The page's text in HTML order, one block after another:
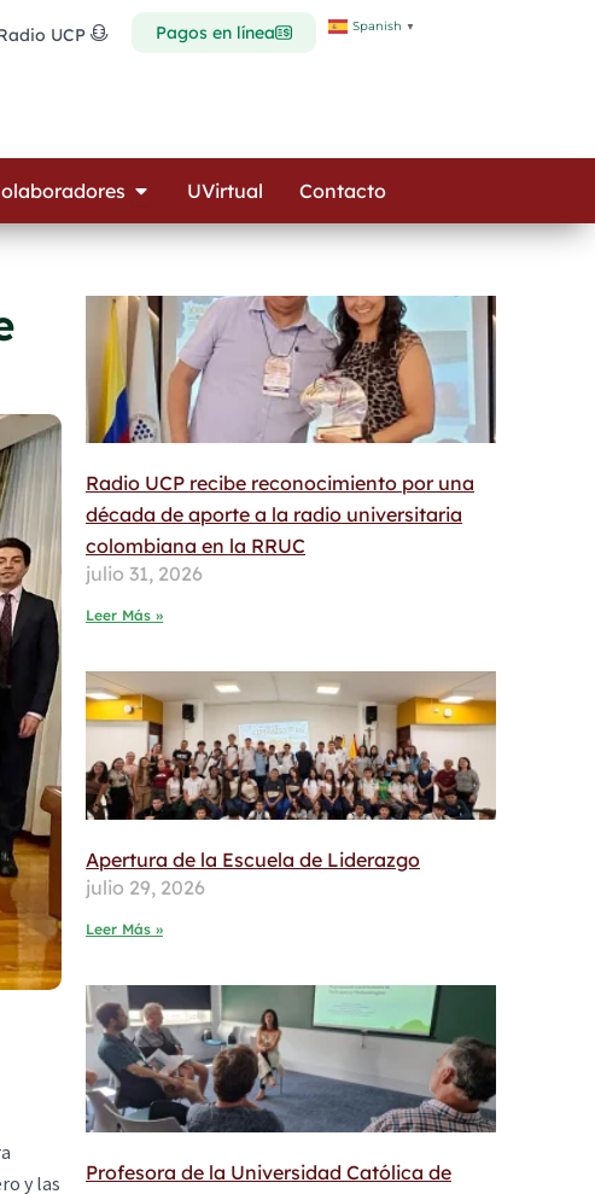
UCP Pagos en línea Spanish ▼
Open Colaboradores
UVirtual Contacto
y las
Radio UCP recibe reconocimiento por una
década de aporte a la radio universitaria
colombiana en la RRUC
julio 31, 2026
Leer Más »
Apertura de la Escuela de Liderazgo
julio 29, 2026
Leer Más »
Profesora de la Universidad Católica de